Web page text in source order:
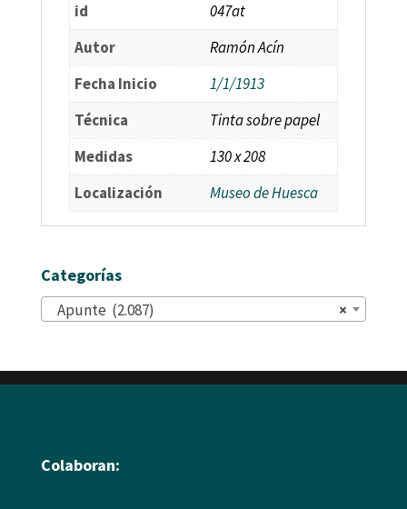
id
047at
Autor
Ramón Acín
Fecha Inicio
1/1/1913
Técnica
Tinta sobre papel
Medidas
130 x 208
Localización
Museo de Huesca
Categorías
×
Apunte (2.087)
Colaboran: